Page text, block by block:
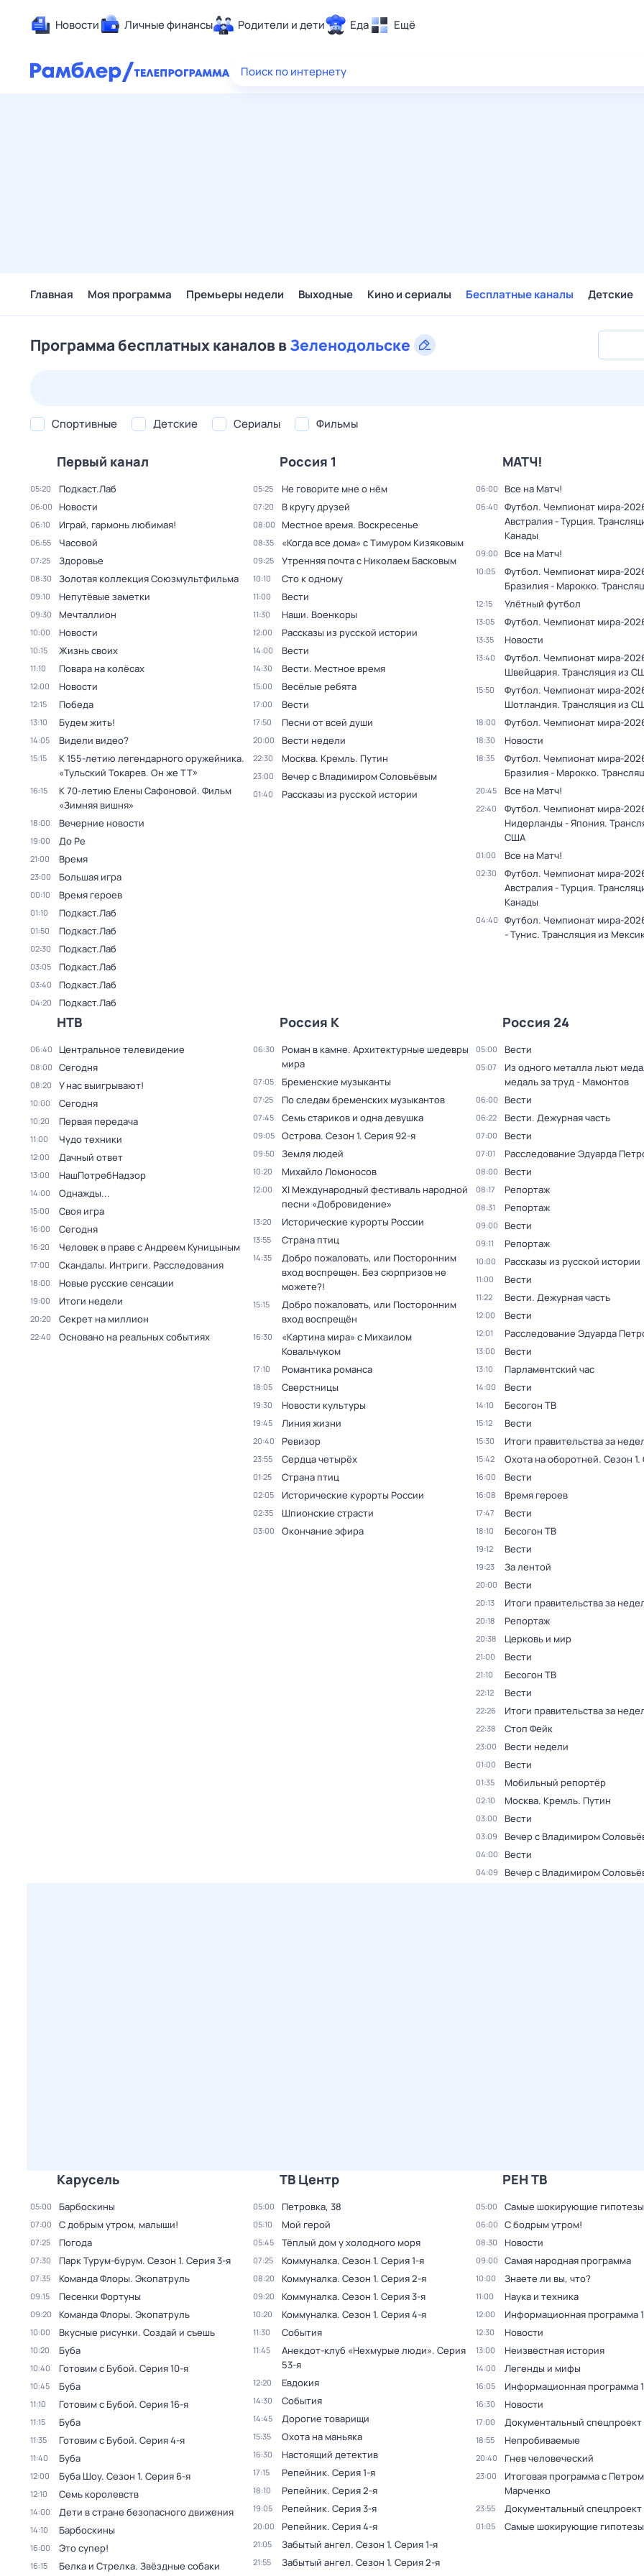
Новости Личные финансы Родители и дети Еда Ещё
Здоровье
Поиск по интернету
Главная Моя программа Премьеры недели Выходные Кино и сериалы Бесплатные каналы Детские
Программа бесплатных каналов вЗеленодольске
Спортивные Детские Сериалы Фильмы
Первый канал
05:20 Подкаст.Лаб
06:00 Новости
06:10 Играй, гармонь любимая!
06:55 Часовой
07:25 Здоровье
08:30 Золотая коллекция Союзмультфильма
09:10 Непутёвые заметки
09:30 Мечталлион
10:00 Новости
10:15 Жизнь своих
11:10 Повара на колёсах
12:00 Новости
12:15 Победа
13:10 Будем жить!
14:05 Видели видео?
15:15
К 155-летию легендарного оружейника.
«Тульский Токарев. Он же ТТ»
16:15
К 70-летию Елены Сафоновой. Фильм
«Зимняя вишня»
18:00 Вечерние новости
19:00 До Ре
21:00 Время
23:00 Большая игра
00:10 Время героев
01:10 Подкаст.Лаб
01:50 Подкаст.Лаб
02:30 Подкаст.Лаб
03:05 Подкаст.Лаб
03:40 Подкаст.Лаб
04:20 Подкаст.Лаб
Россия 1
05:25 Не говорите мне о нём
07:20 В кругу друзей
08:00 Местное время. Воскресенье
08:35 «Когда все дома» с Тимуром Кизяковым
09:25 Утренняя почта с Николаем Басковым
10:10 Сто к одному
11:00 Вести
11:30 Наши. Военкоры
12:00 Рассказы из русской истории
14:00 Вести
14:30 Вести. Местное время
15:00 Весёлые ребята
17:00 Вести
17:50 Песни от всей души
20:00 Вести недели
22:30 Москва. Кремль. Путин
23:00 Вечер с Владимиром Соловьёвым
01:40 Рассказы из русской истории
МАТЧ!
06:00 Все на Матч!
06:40
Футбол. Чемпионат мира-
Австралия - Турция.
Канады
09:00 Все на Матч!
10:05
Футбол. Чемпионат мира-
Бразилия - Марокко.
12:15 Улётный футбол
13:05 Футбол. Чемпионат мира-
13:35 Новости
13:40
Футбол. Чемпионат мира-
Швейцария. Трансляция из
15:50
Футбол. Чемпионат мира-
Шотландия. Трансляция из
18:00 Футбол. Чемпионат мира-
18:30 Новости
18:35
Футбол. Чемпионат мира-
Бразилия - Марокко.
20:45 Все на Матч!
22:40
Футбол. Чемпионат мира-
Нидерланды - Япония.
США
01:00 Все на Матч!
02:30
Футбол. Чемпионат мира-
Австралия - Турция.
Канады
04:40
Футбол. Чемпионат мира-
- Тунис. Трансляция из
НТВ
06:40 Центральное телевидение
08:00 Сегодня
08:20 У нас выигрывают!
10:00 Сегодня
10:20 Первая передача
11:00 Чудо техники
12:00 Дачный ответ
13:00 НашПотребНадзор
14:00 Однажды...
15:00 Своя игра
16:00 Сегодня
16:20 Человек в праве с Андреем Куницыным
17:00 Скандалы. Интриги. Расследования
18:00 Новые русские сенсации
19:00 Итоги недели
20:20 Секрет на миллион
22:40 Основано на реальных событиях
Россия К
06:30
Роман в камне. Архитектурные шедевры
мира
07:05 Бременские музыканты
07:25 По следам бременских музыкантов
07:45 Семь стариков и одна девушка
09:05 Острова. Сезон 1. Серия 92-я
09:50 Земля людей
10:20 Михайло Ломоносов
12:00
XI Международный фестиваль народной
песни «Добровидение»
13:20 Исторические курорты России
13:55 Страна птиц
14:35
Добро пожаловать, или Посторонним
вход воспрещен. Без сюрпризов не
можете?!
15:15
Добро пожаловать, или Посторонним
вход воспрещён
16:30
«Картина мира» с Михаилом
Ковальчуком
17:10 Романтика романса
18:05 Сверстницы
19:30 Новости культуры
19:45 Линия жизни
20:40 Ревизор
23:55 Сердца четырёх
01:25 Страна птиц
02:05 Исторические курорты России
02:35 Шпионские страсти
03:00 Окончание эфира
Россия 24
05:00 Вести
05:07
Из одного металла льют
медаль за труд - Мамонтов
06:00 Вести
06:22 Вести. Дежурная часть
07:00 Вести
07:01 Расследование Эдуарда
08:00 Вести
08:17 Репортаж
08:31 Репортаж
09:00 Вести
09:11 Репортаж
10:00 Рассказы из русской истории
11:00 Вести
11:22 Вести. Дежурная часть
12:00 Вести
12:01 Расследование Эдуарда
13:00 Вести
13:10 Парламентский час
14:00 Вести
14:10 Бесогон ТВ
15:12 Вести
15:30 Итоги правительства за
15:42 Охота на оборотней. Сезон 1.
16:00 Вести
16:08 Время героев
17:47 Вести
18:10 Бесогон ТВ
19:12 Вести
19:23 За лентой
20:00 Вести
20:13 Итоги правительства за
20:18 Репортаж
20:38 Церковь и мир
21:00 Вести
21:10 Бесогон ТВ
22:12 Вести
22:26 Итоги правительства за
22:38 Стоп Фейк
23:00 Вести недели
01:00 Вести
01:35 Мобильный репортёр
02:10 Москва. Кремль. Путин
03:00 Вести
03:09 Вечер с Владимиром
04:00 Вести
04:09 Вечер с Владимиром
Карусель
05:00 Барбоскины
07:00 С добрым утром, малыши!
07:25 Погода
07:30 Парк Турум-бурум. Сезон 1. Серия 3-я
07:35 Команда Флоры. Экопатруль
09:15 Песенки Фортуны
09:20 Команда Флоры. Экопатруль
10:00 Вкусные рисунки. Создай и съешь
10:20 Буба
10:40 Готовим с Бубой. Серия 10-я
10:45 Буба
11:10 Готовим с Бубой. Серия 16-я
11:15 Буба
11:35 Готовим с Бубой. Серия 4-я
11:40 Буба
12:00 Буба Шоу. Сезон 1. Серия 6-я
12:10 Семь королевств
14:00 Дети в стране безопасного движения
14:10 Барбоскины
16:00 Это супер!
16:15 Белка и Стрелка. Звёздные собаки
ТВ Центр
05:00 Петровка, 38
05:10 Мой герой
05:45 Тёплый дом у холодного моря
07:25 Коммуналка. Сезон 1. Серия 1-я
08:20 Коммуналка. Сезон 1. Серия 2-я
09:20 Коммуналка. Сезон 1. Серия 3-я
10:20 Коммуналка. Сезон 1. Серия 4-я
11:30 События
11:45 Анекдот-клуб «Нехмурые люди». Серия
53-я
12:20 Евдокия
14:30 События
14:45 Дорогие товарищи
15:35 Охота на маньяка
16:30 Настоящий детектив
17:15 Репейник. Серия 1-я
18:10 Репейник. Серия 2-я
19:05 Репейник. Серия 3-я
20:00 Репейник. Серия 4-я
21:05 Забытый ангел. Сезон 1. Серия 1-я
21:55 Забытый ангел. Сезон 1. Серия 2-я
РЕН ТВ
05:00 Самые шoкиpующие гипотезы
06:00 С бодрым утром!
08:30 Новости
09:00 Самая народная программа
10:00 Знаете ли вы, что?
11:00 Наука и техника
12:00 Информационная программа
12:30 Новости
13:00 Неизвестная история
14:00 Легенды и мифы
16:05 Информационная программа
16:30 Новости
17:00 Документальный спецпроект
18:55 Непробиваемые
20:40 Гнев человеческий
23:00
Итоговая программа с Петром
Марченко
23:55 Документальный спецпроект
01:05 Самые шoкиpующие гипотезы